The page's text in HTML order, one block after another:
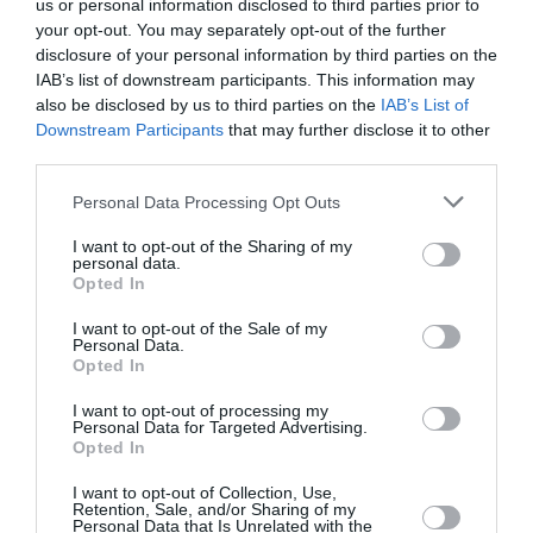
us or personal information disclosed to third parties prior to
your opt-out. You may separately opt-out of the further
disclosure of your personal information by third parties on the
IAB’s list of downstream participants. This information may
also be disclosed by us to third parties on the IAB’s List of
Downstream Participants that may further disclose it to other
Personal Data Processing Opt Outs
I want to opt-out of the Sharing of my
personal data.
Opted In
I want to opt-out of the Sale of my
Personal Data.
Opted In
I want to opt-out of processing my
Personal Data for Targeted Advertising.
Opted In
I want to opt-out of Collection, Use,
Retention, Sale, and/or Sharing of my
Personal Data that Is Unrelated with the
ședere, stres ridicat, alimentație nesănătoasă și
lipsa exercițiului fizic. Un studiu realizat de Asociația
Americană a Șoferilor de Camion a arătat că
aproximativ 14% dintre șoferi suferă de probleme
cardiovasculare, iar aceste afecțiuni sunt o cauză
majoră a deceselor subite.
În plus, un raport european a relevat că șoferii de
camion au o rată a mortalității subite mai mare
comparativ cu alte profesii, subliniind necesitatea
unor măsuri de prevenție și monitorizare a sănătății
în această industrie.
STIRI ITALIA
Articolul anterior